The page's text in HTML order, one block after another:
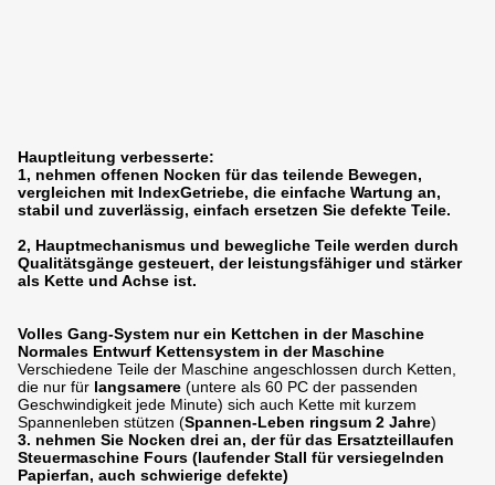
Hauptleitung verbesserte:
1, nehmen offenen Nocken für das teilende Bewegen,
vergleichen mit IndexGetriebe, die einfache Wartung an,
stabil und zuverlässig, einfach ersetzen Sie defekte Teile.
2, Hauptmechanismus und bewegliche Teile werden durch
Qualitätsgänge gesteuert, der leistungsfähiger und stärker
als Kette und Achse ist.
Volles Gang-System nur ein Kettchen in der Maschine
Normales Entwurf Kettensystem in der Maschine
Verschiedene Teile der Maschine angeschlossen durch Ketten,
die nur für langsamere (untere als 60 PC der passenden
Geschwindigkeit jede Minute) sich auch Kette mit kurzem
Spannenleben stützen (Spannen-Leben ringsum 2 Jahre)
3. nehmen Sie Nocken drei an, der für das Ersatzteillaufen
Steuermaschine Fours (laufender Stall für versiegelnden
Papierfan, auch schwierige defekte)